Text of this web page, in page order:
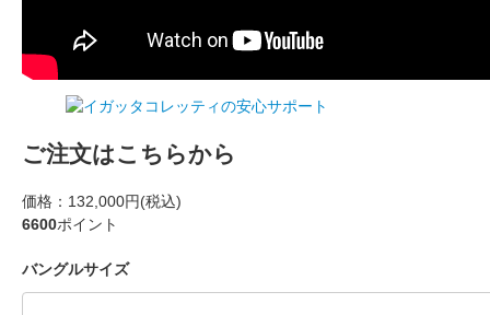
ご注文はこちらから
価格： 132,000円(税込)
6600ポイント
バングルサイズ